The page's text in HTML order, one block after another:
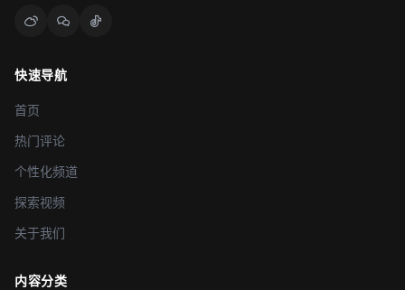
快速导航
首页
热门评论
个性化频道
探索视频
关于我们
内容分类